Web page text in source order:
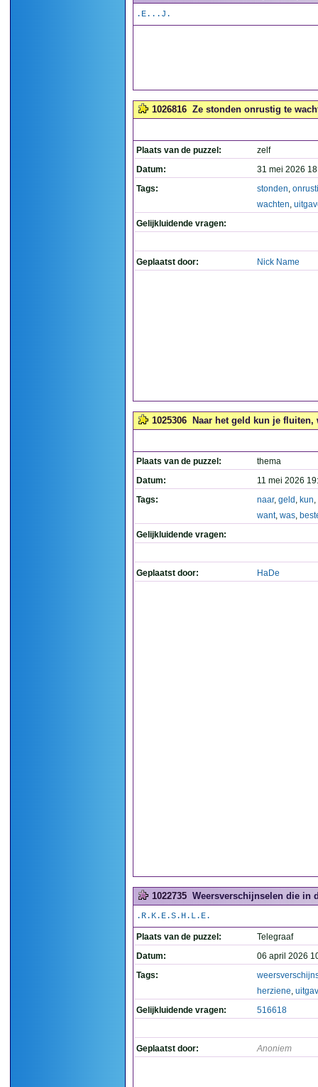
.E...J.
1026816 Ze stonden onrustig te
Plaats van de puzzel:
zelf
Datum:
31 mei 2026
Tags:
stonden,
wachten,
Gelijkluidende vragen:
Geplaatst door: Nick Name
1025306 Naar het geld kun je fluiten,
Plaats van de puzzel:
thema
Datum:
11 mei 2026
Tags:
naar, geld , kun,
want, was,
Gelijkluidende vragen:
Geplaatst door: HaDe
1022735 Weersverschijnselen die in
.R.K.E.S.H.L.E.
Plaats van de puzzel:
Telegraaf
Datum:
06 april 2026
Tags:
herziene,
Gelijkluidende vragen:
516618
Geplaatst door: Anoniem